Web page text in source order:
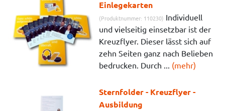
Einlegekarten
(Produktnummer: 110230) Individuell
und vielseitig einsetzbar ist der
Kreuzflyer. Dieser lässt sich auf
zehn Seiten ganz nach Belieben
bedrucken. Durch ... (mehr)
Sternfolder - Kreuzflyer -
Ausbildung